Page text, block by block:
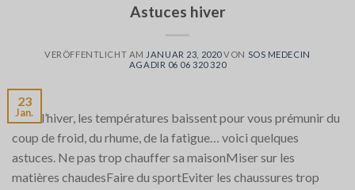
Astuces hiver
VERÖFFENTLICHT AM JANUAR 23, 2020VON SOS MEDECIN
AGADIR 06 06 320 320
23
Jan.
C’est l’hiver, les températures baissent pour vous prémunir du
coup de froid, du rhume, de la fatigue… voici quelques
astuces. Ne pas trop chauffer sa maisonMiser sur les
matières chaudesFaire du sportEviter les chaussures trop